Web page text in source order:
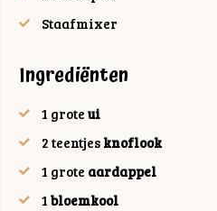
Staafmixer
Ingrediënten
1 grote ui
2 teentjes knoflook
1 grote aardappel
1 bloemkool